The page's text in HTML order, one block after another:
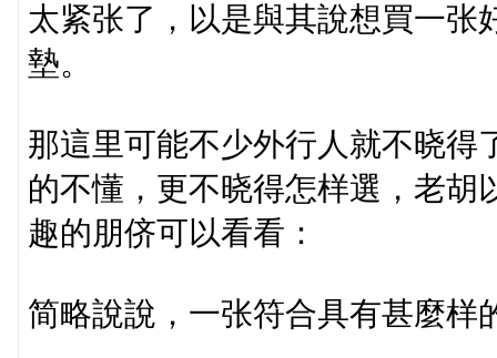
太紧张了，以是與其說想買一张
墊。
那這里可能不少外行人就不晓得
的不懂，更不晓得怎样選，老胡
趣的朋侪可以看看：
简略說說，一张符合具有甚麼样